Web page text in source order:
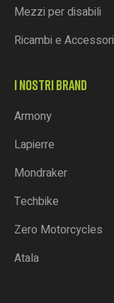
Mezzi per disabili
Ricambi e Accessori
I NOSTRI BRAND
Armony
Lapierre
Mondraker
Techbike
Zero Motorcycles
Atala